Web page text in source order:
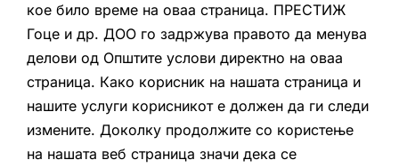
кое било време на оваа страница. ПРЕСТИЖ
Гоце и др. ДОО го задржува правото да менува
делови од Општите услови директно на оваа
страница. Како корисник на нашата страница и
нашите услуги корисникот е должен да ги следи
измените. Доколку продолжите со користење
на нашата веб страница значи дека се